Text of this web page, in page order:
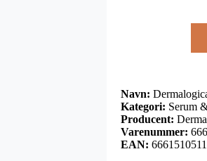
Navn:
Kategori: Serum
Producent:
Varenummer:
EAN: